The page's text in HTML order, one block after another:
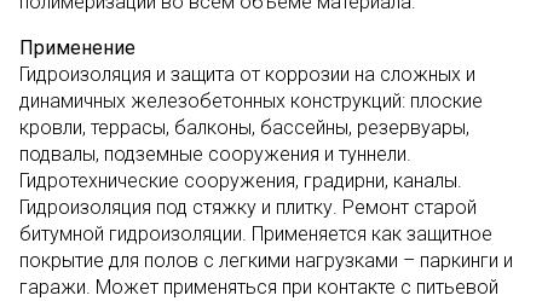
Применение
Гидроизоляция и защита от коррозии на сложных и
динамичных железобетонных конструкций: плоские
кровли, террасы, балконы, бассейны, резервуары,
подвалы, подземные сооружения и туннели.
Гидротехнические сооружения, градирни, каналы.
Гидроизоляция под стяжку и плитку. Ремонт старой
битумной гидроизоляции. Применяется как защитное
покрытие для полов с легкими нагрузками – паркинги и
гаражи. Может применяться при контакте с питьевой